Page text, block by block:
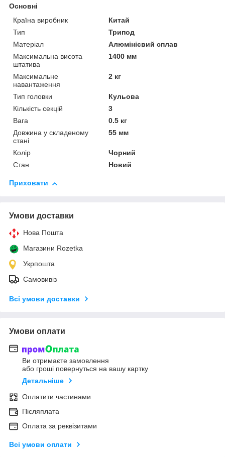
Основні
Країна виробник
Китай
Тип
Трипод
Матеріал
Алюмінієвий сплав
Максимальна висота
штатива
1400 мм
Максимальне
навантаження
2 кг
Тип головки
Кульова
Кількість секцій
3
Вага
0.5 кг
Довжина у складеному
стані
55 мм
Колір
Чорний
Стан
Новий
Приховати
Умови доставки
Нова Пошта
Магазини Rozetka
Укрпошта
Самовивіз
Всі умови доставки
Умови оплати
Ви отримаєте замовлення
або гроші повернуться на вашу картку
Детальніше
Оплатити частинами
Післяплата
Оплата за реквізитами
Всі умови оплати